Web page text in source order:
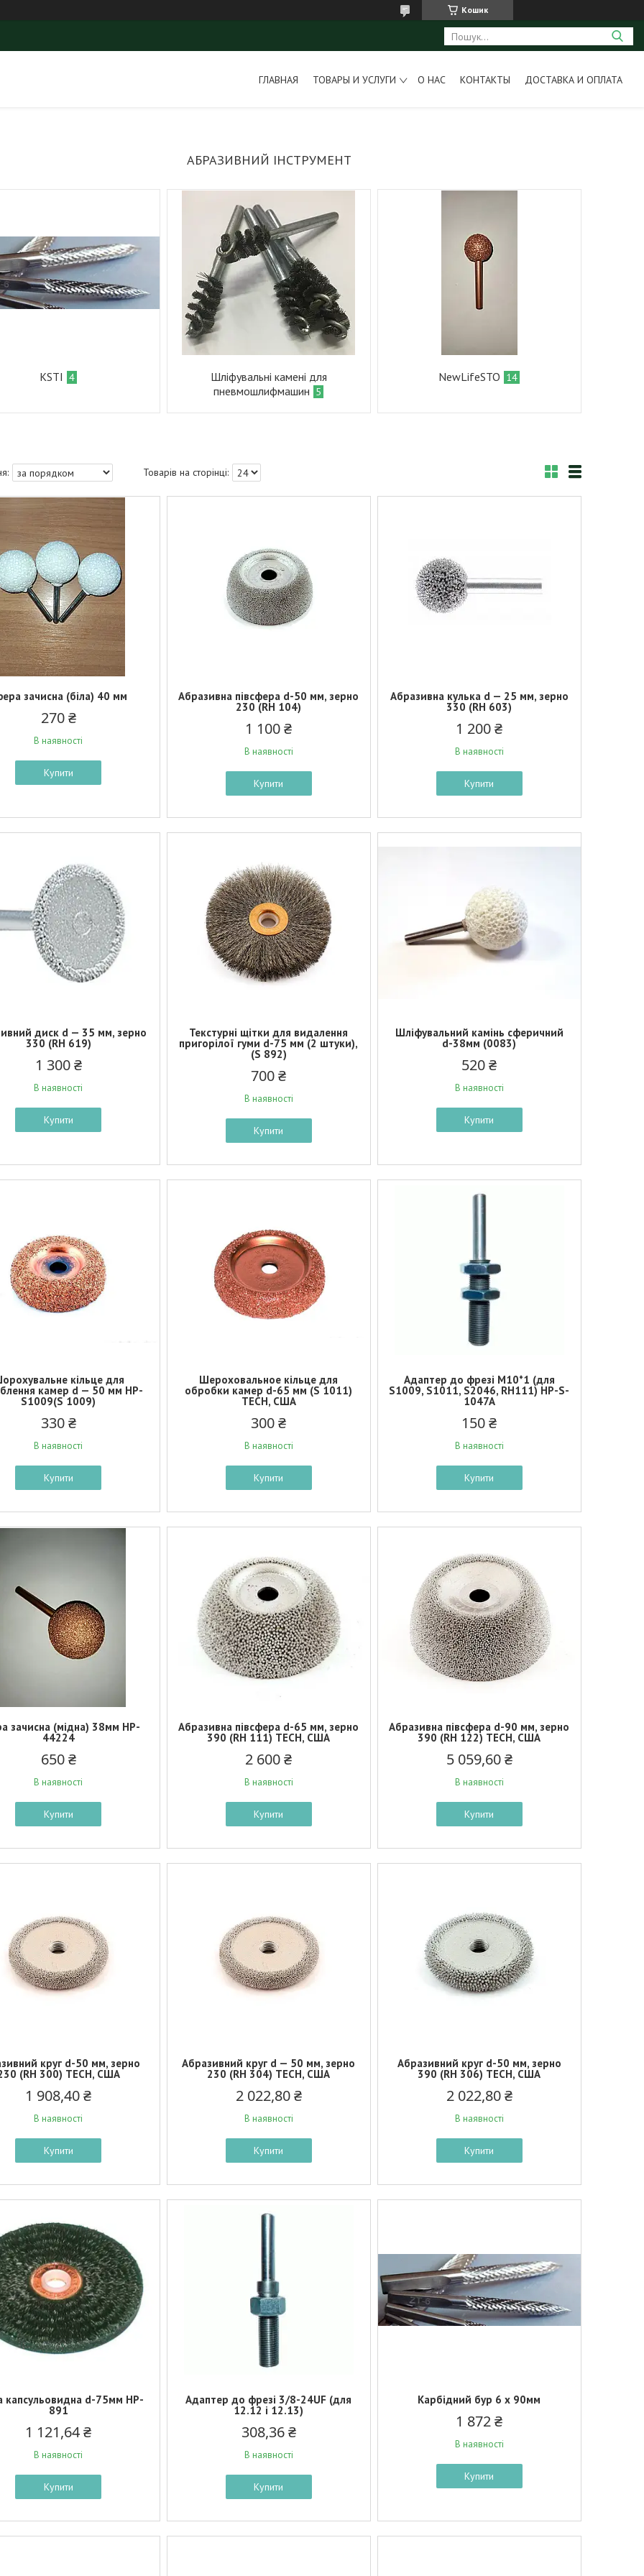
Кошик
ГЛАВНАЯ ТОВАРЫ И УСЛУГИ О НАС КОНТАКТЫ ДОСТАВКА И ОПЛАТА
АБРАЗИВНИЙ ІНСТРУМЕНТ
KSTI 4
Шліфувальні камені для
пневмошлифмашин 5
NewLifeSTO 14
зачисна (біла) 40 мм
270 ₴
В наявності
Купити
Абразивна півсфера d-50 мм, зерно
230 (RH 104)
1 100 ₴
В наявності
Купити
Абразивна кулька d — 25 мм, зерно
330 (RH 603)
1 200 ₴
В наявності
Купити
диск d — 35 мм, зерно
330 (RH 619)
1 300 ₴
В наявності
Купити
Текстурні щітки для видалення
пригорілої гуми d-75 мм (2 штуки),
(S 892)
700 ₴
В наявності
Купити
Шліфувальний камінь сферичний
d-38мм (0083)
520 ₴
В наявності
Купити
кільце для
камер d — 50 мм HP-
S1009(S 1009)
330 ₴
В наявності
Купити
Шероховальное кільце для
обробки камер d-65 мм (S 1011)
TECH, США
300 ₴
В наявності
Купити
Адаптер до фрезі М10*1 (для
S1009, S1011, S2046, RH111) HP-S-
1047A
150 ₴
В наявності
Купити
зачисна (мідна) 38мм HP-
44224
650 ₴
В наявності
Купити
Абразивна півсфера d-65 мм, зерно
390 (RH 111) TECH, США
2 600 ₴
В наявності
Купити
Абразивна півсфера d-90 мм, зерно
390 (RH 122) TECH, США
5 059,60 ₴
В наявності
Купити
круг d-50 мм, зерно
(RH 300) TECH, США
1 908,40 ₴
В наявності
Купити
Абразивний круг d — 50 мм, зерно
230 (RH 304) TECH, США
2 022,80 ₴
В наявності
Купити
Абразивний круг d-50 мм, зерно
390 (RH 306) TECH, США
2 022,80 ₴
В наявності
Купити
капсульовидна d-75мм HP-
891
1 121,64 ₴
В наявності
Купити
Адаптер до фрезі 3/8-24UF (для
12.12 і 12.13)
308,36 ₴
В наявності
Купити
Карбідний бур 6 х 90мм
1 872 ₴
В наявності
Купити